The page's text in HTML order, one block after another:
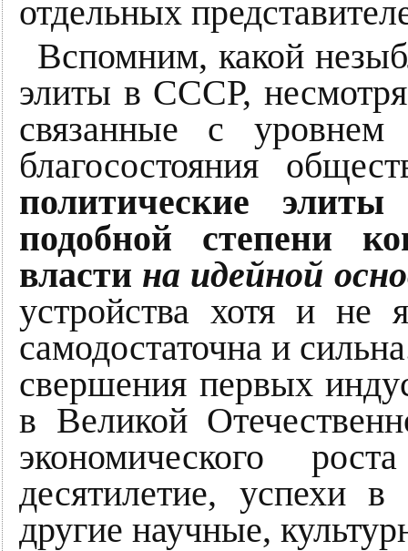
отдельных
Вспомним, какой
элиты в СССР,
связанные с уровнем
благосостояния
политические
подобной степени
власти на идейной
устройства хотя и не
самодостаточна и
свершения первых
в Великой
экономического
десятилетие, успехи
другие научные,